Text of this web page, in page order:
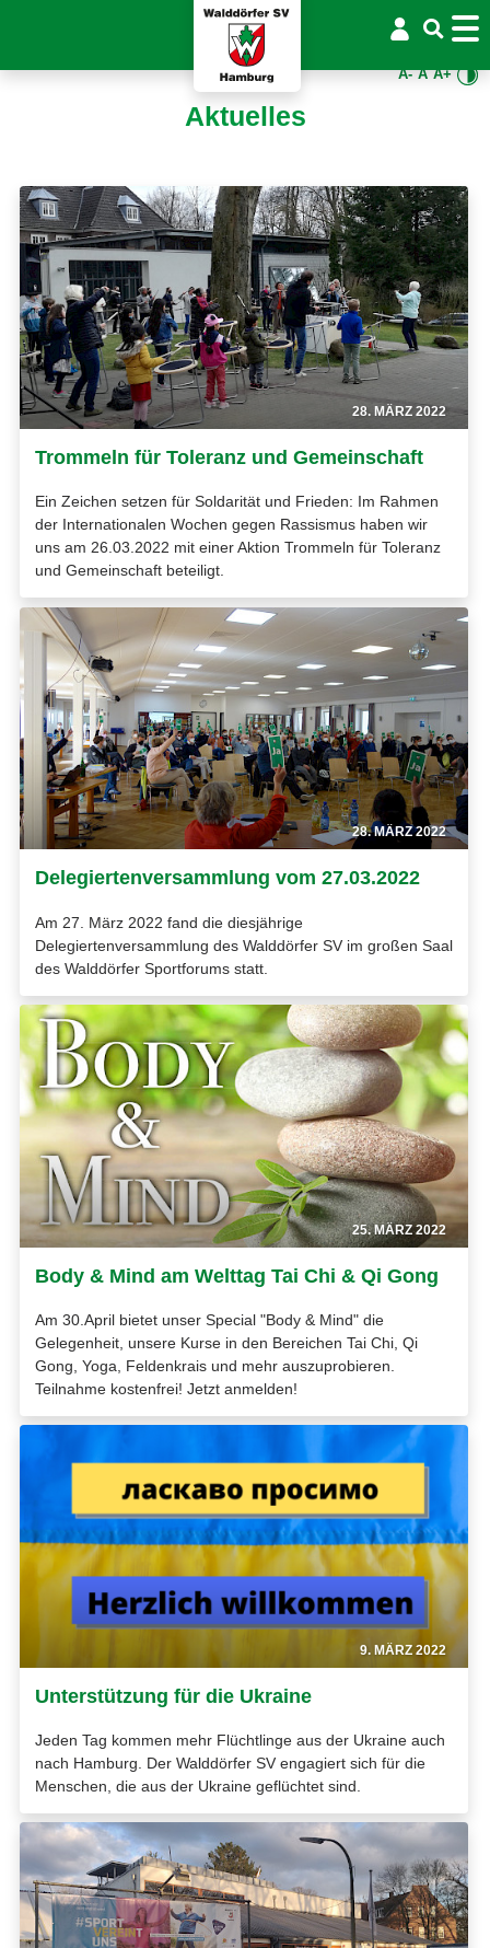
A- A A+
Aktuelles
28. MÄRZ 2022
Trommeln für Toleranz und Gemeinschaft
Ein Zeichen setzen für Soldarität und Frieden: Im Rahmen
der Internationalen Wochen gegen Rassismus haben wir
uns am 26.03.2022 mit einer Aktion Trommeln für Toleranz
und Gemeinschaft beteiligt.
28. MÄRZ 2022
Delegiertenversammlung vom 27.03.2022
Am 27. März 2022 fand die diesjährige
Delegiertenversammlung des Walddörfer SV im großen Saal
des Walddörfer Sportforums statt.
25. MÄRZ 2022
Body & Mind am Welttag Tai Chi & Qi Gong
Am 30.April bietet unser Special "Body & Mind" die
Gelegenheit, unsere Kurse in den Bereichen Tai Chi, Qi
Gong, Yoga, Feldenkrais und mehr auszuprobieren.
Teilnahme kostenfrei! Jetzt anmelden!
9. MÄRZ 2022
Unterstützung für die Ukraine
Jeden Tag kommen mehr Flüchtlinge aus der Ukraine auch
nach Hamburg. Der Walddörfer SV engagiert sich für die
Menschen, die aus der Ukraine geflüchtet sind.